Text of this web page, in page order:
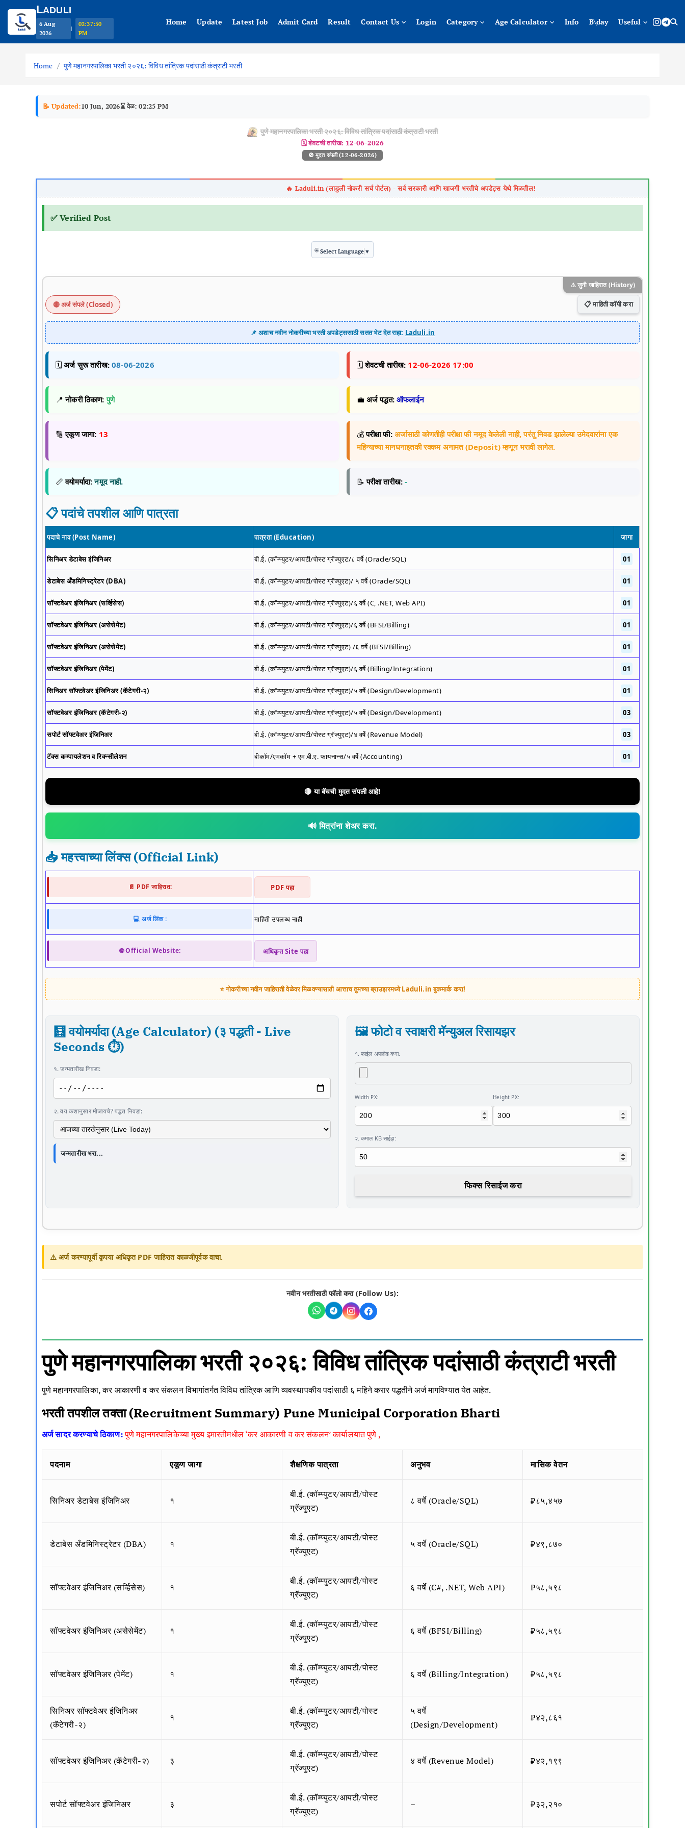
Home पुणे महानगरपालिका भरती २०२६: विविध तांत्रिक पदांसाठी कंत्राटी भरती
📝 Updated:10 Jun, 2026⌛ वेळ: 02:25 PM
पुणे महानगरपालिका भरती २०२६: विविध तांत्रिक पदांसाठी कंत्राटी भरती
🗓️ शेवटची तारीख: 12-06-2026
🚫 मुदत संपली (12-06-2026)
✅ Verified Post
🌐 Select Language ▼
⚠️ जुनी जाहिरात (History)
🔴 अर्ज संपले (Closed) 📋 माहिती कॉपी करा
📌 अशाच नवीन नोकरीच्या भरती अपडेट्ससाठी सतत भेट देत राहा: Laduli.in
🗓️अर्ज सुरू तारीख: 08-06-2026 🗓️शेवटची तारीख: 12-06-2026 17:00
📍नोकरी ठिकाण: पुणे 💼 अर्ज पद्धत: ऑफलाईन
🔢एकूण जागा: 13 💰परीक्षा फी: अर्जासाठी कोणतीही परीक्षा फी नमूद केलेली नाही, परंतु निवड झालेल्या उमेदवारांना एक
महिन्याच्या मानधनाइतकी रक्कम अनामत (Deposit) म्हणून भरावी लागेल.
📏वयोमर्यादा: नमूद नाही. 📝परीक्षा तारीख: -
📋 पदांचे तपशील आणि पात्रता
पदाचे नाव (Post Name) पात्रता (Education) जागा
सिनिअर डेटाबेस इंजिनिअर बी.ई. (कॉम्प्युटर/आयटी/पोस्ट ग्रॅज्युएट/८ वर्षे (Oracle/SQL) 01
डेटाबेस अँडमिनिस्ट्रेटर (DBA) बी.ई. (कॉम्प्युटर/आयटी/पोस्ट ग्रॅज्युएट)/ ५ वर्षे (Oracle/SQL) 01
सॉफ्टवेअर इंजिनिअर (सर्व्हिसेस) बी.ई. (कॉम्प्युटर/आयटी/पोस्ट ग्रॅज्युएट)/६ वर्षे (C, .NET, Web API) 01
सॉफ्टवेअर इंजिनिअर (असेसेमेंट) बी.ई. (कॉम्प्युटर/आयटी/पोस्ट ग्रॅज्युएट)/६ वर्षे (BFSI/Billing) 01
सॉफ्टवेअर इंजिनिअर (असेसेमेंट) बी.ई. (कॉम्प्युटर/आयटी/पोस्ट ग्रॅज्युएट) /६ वर्षे (BFSI/Billing) 01
सॉफ्टवेअर इंजिनिअर (पेमेंट) बी.ई. (कॉम्प्युटर/आयटी/पोस्ट ग्रॅज्युएट)/६ वर्षे (Billing/Integration) 01
सिनिअर सॉफ्टवेअर इंजिनिअर (कॅटेगरी-२) बी.ई. (कॉम्प्युटर/आयटी/पोस्ट ग्रॅज्युएट)/५ वर्षे (Design/Development) 01
सॉफ्टवेअर इंजिनिअर (कॅटेगरी-२) बी.ई. (कॉम्प्युटर/आयटी/पोस्ट ग्रॅज्युएट)/५ वर्षे (Design/Development) 03
सपोर्ट सॉफ्टवेअर इंजिनिअर बी.ई. (कॉम्प्युटर/आयटी/पोस्ट ग्रॅज्युएट)/४ वर्षे (Revenue Model) 03
टॅक्स कम्पायलेशन व रिक्न्सीलेशन बीकॉम/एमकॉम + एम.बी.ए. फायनान्स/५ वर्षे (Accounting) 01
🔴 या बॅचची मुदत संपली आहे!
🔊 मित्रांना शेअर करा.
📥 महत्त्वाच्या लिंक्स (Official Link)
📄 PDF जाहिरात: PDF पहा
💻 अर्ज लिंक : माहिती उपलब्ध नाही
🌐 Official Website: अधिकृत Site पहा
⭐ नोकरीच्या नवीन जाहिराती वेळेवर मिळवण्यासाठी आत्ताच तुमच्या ब्राउझरमध्येLaduli.inबुकमार्क करा!
🧮 वयोमर्यादा (Age Calculator) (३ पद्धती - Live
Seconds ⏱️)
१. जन्मतारीख निवडा:
२. वय कशानुसार मोजायचे? पद्धत निवडा:
जन्मतारीख भरा...
🖼️ फोटो व स्वाक्षरी मॅन्युअल रिसायझर
१. फाईल अपलोड करा:
Width PX: Height PX:
२. कमाल KB साईझ:
फिक्स रिसाईज करा
⚠️ अर्ज करण्यापूर्वी कृपया अधिकृत PDF जाहिरात काळजीपूर्वक वाचा.
नवीन भरतीसाठी फॉलो करा (Follow Us):
पुणे महानगरपालिका भरती २०२६: विविध तांत्रिक पदांसाठी कंत्राटी भरती
पुणे महानगरपालिका, कर आकारणी व कर संकलन विभागांतर्गत विविध तांत्रिक आणि व्यवस्थापकीय पदांसाठी ६ महिने करार पद्धतीने अर्ज मागविण्यात येत आहेत.
भरती तपशील तक्ता (Recruitment Summary) Pune Municipal Corporation Bharti
अर्ज सादर करण्याचे ठिकाण:पुणे महानगरपालिकेच्या मुख्य इमारतीमधील ‘कर आकारणी व कर संकलन’ कार्यालयात पुणे ,
पदनाम एकूण जागा शैक्षणिक पात्रता अनुभव मासिक वेतन
सिनिअर डेटाबेस इंजिनिअर १
बी.ई. (कॉम्प्युटर/आयटी/पोस्ट
ग्रॅज्युएट)
८ वर्षे (Oracle/SQL) ₹८५,४५७
डेटाबेस अँडमिनिस्ट्रेटर (DBA) १
बी.ई. (कॉम्प्युटर/आयटी/पोस्ट
ग्रॅज्युएट)
५ वर्षे (Oracle/SQL) ₹४९,८७०
सॉफ्टवेअर इंजिनिअर (सर्व्हिसेस) १
बी.ई. (कॉम्प्युटर/आयटी/पोस्ट
ग्रॅज्युएट)
६ वर्षे (C#, .NET, Web API) ₹५८,५९८
सॉफ्टवेअर इंजिनिअर (असेसेमेंट) १
बी.ई. (कॉम्प्युटर/आयटी/पोस्ट
ग्रॅज्युएट)
६ वर्षे (BFSI/Billing) ₹५८,५९८
सॉफ्टवेअर इंजिनिअर (पेमेंट) १
बी.ई. (कॉम्प्युटर/आयटी/पोस्ट
ग्रॅज्युएट)
६ वर्षे (Billing/Integration) ₹५८,५९८
सिनिअर सॉफ्टवेअर इंजिनिअर
(कॅटेगरी-२)
१
बी.ई. (कॉम्प्युटर/आयटी/पोस्ट
ग्रॅज्युएट)
५ वर्षे
(Design/Development)
₹४२,८६१
सॉफ्टवेअर इंजिनिअर (कॅटेगरी-२) ३
बी.ई. (कॉम्प्युटर/आयटी/पोस्ट
ग्रॅज्युएट)
४ वर्षे (Revenue Model) ₹४२,१९९
सपोर्ट सॉफ्टवेअर इंजिनिअर ३
बी.ई. (कॉम्प्युटर/आयटी/पोस्ट
ग्रॅज्युएट)
– ₹३२,२१०
LADULI
6 Aug
2026
|
02:37:51
PM
Home Update Latest Job Admit Card Result Contact Us Login Category Age Calculator Info B\day Useful